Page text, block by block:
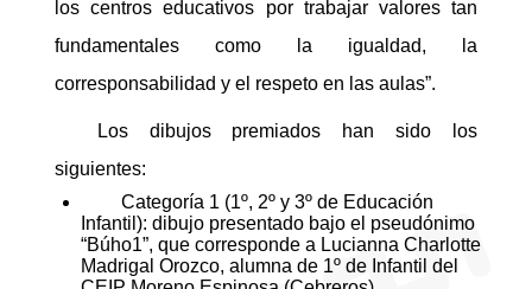
los centros educativos por trabajar valores tan
fundamentales como la igualdad, la
corresponsabilidad y el respeto en las aulas”.
Los dibujos premiados han sido los
siguientes:
Categoría 1 (1º, 2º y 3º de Educación
Infantil): dibujo presentado bajo el pseudónimo
“Búho1”, que corresponde a Lucianna Charlotte
Madrigal Orozco, alumna de 1º de Infantil del